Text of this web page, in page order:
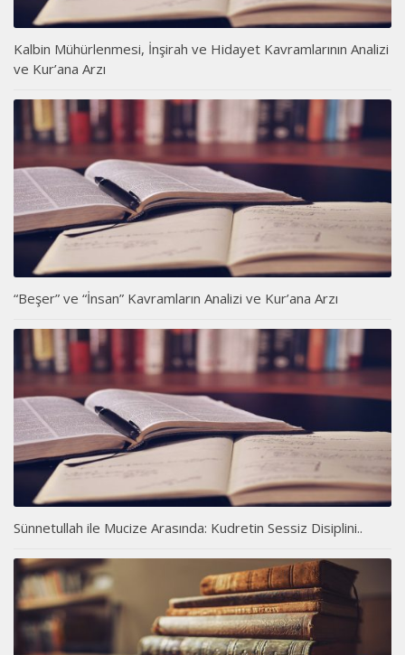
Kalbin Mühürlenmesi, İnşirah ve Hidayet Kavramlarının Analizi
ve Kur’ana Arzı
“Beşer” ve “İnsan” Kavramların Analizi ve Kur’ana Arzı
Sünnetullah ile Mucize Arasında: Kudretin Sessiz Disiplini..